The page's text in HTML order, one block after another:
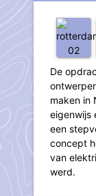
De
maken in
eigenwijs
een
concept
van
werd.